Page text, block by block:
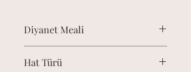
Diyanet Meali
﴾2﴿ İnsan gerçekten ziyandadır.
Hat Türü